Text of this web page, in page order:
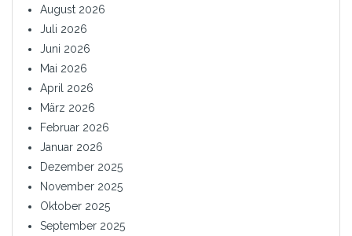
August 2026
Juli 2026
Juni 2026
Mai 2026
April 2026
März 2026
Februar 2026
Januar 2026
Dezember 2025
November 2025
Oktober 2025
September 2025